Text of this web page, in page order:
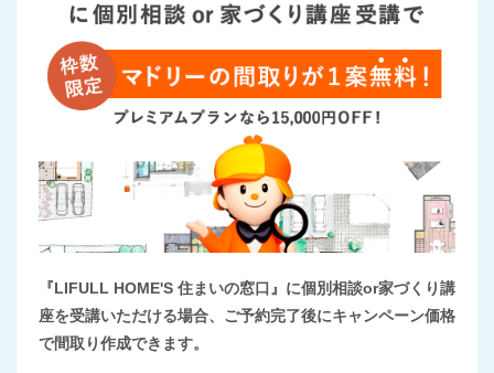
『LIFULL HOME'S 住まいの窓口』に個別相談or家づくり講
座を受講いただける場合、ご予約完了後にキャンペーン価格
で間取り作成できます。